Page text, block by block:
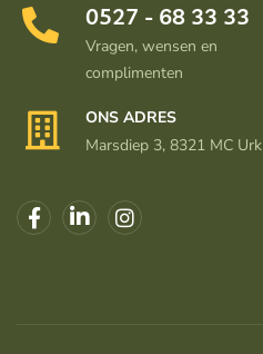
0527 - 68 33 33
Vragen, wensen en
complimenten
ONS ADRES
Marsdiep 3, 8321 MC Urk